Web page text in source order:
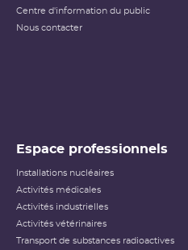
Centre d'information du public
Nous contacter
Espace professionnels
Installations nucléaires
Activités médicales
Activités industrielles
Activités vétérinaires
Transport de substances radioactives